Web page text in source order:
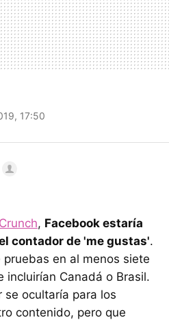
17:50
, Facebook estaría
contador de 'me gustas'.
en al menos siete
incluirían Canadá o Brasil.
se ocultaría para los
contenido, pero que